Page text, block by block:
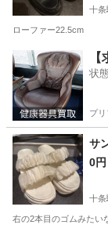
十条
ローファー22.5cm
東京 北区 十
状
プリ
サ
0円
十条
右の2本目のゴムみたい